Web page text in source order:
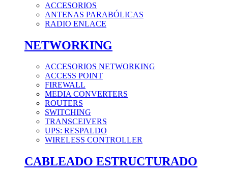
ACCESORIOS
ANTENAS PARABÓLICAS
RADIO ENLACE
NETWORKING
ACCESORIOS NETWORKING
ACCESS POINT
FIREWALL
MEDIA CONVERTERS
ROUTERS
SWITCHING
TRANSCEIVERS
UPS: RESPALDO
WIRELESS CONTROLLER
CABLEADO ESTRUCTURADO